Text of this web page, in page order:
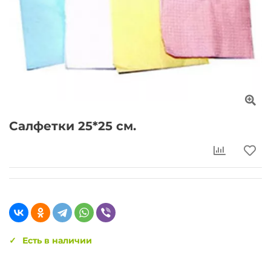
Салфетки 25*25 см.
Есть в наличии